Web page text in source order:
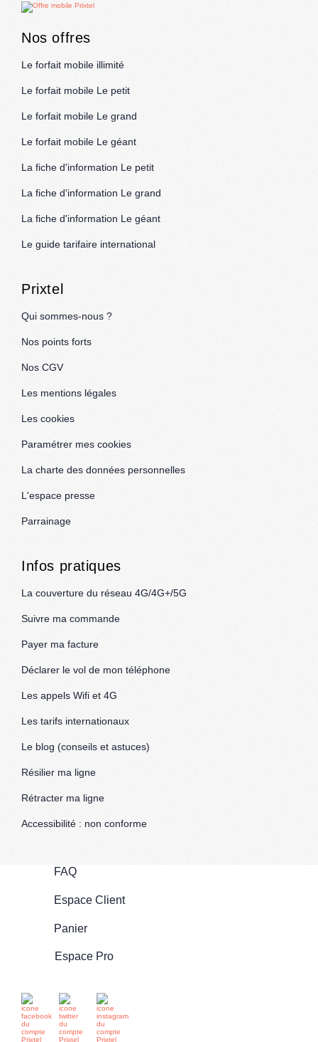
Nos offres
Le forfait mobile illimité
Le forfait mobile Le petit
Le forfait mobile Le grand
Le forfait mobile Le géant
La fiche d'information Le petit
La fiche d'information Le grand
La fiche d'information Le géant
Le guide tarifaire international
Prixtel
Qui sommes-nous ?
Nos points forts
Nos CGV
Les mentions légales
Les cookies
Paramétrer mes cookies
La charte des données personnelles
L'espace presse
Parrainage
Infos pratiques
La couverture du réseau 4G/4G+/5G
Suivre ma commande
Payer ma facture
Déclarer le vol de mon téléphone
Les appels Wifi et 4G
Les tarifs internationaux
Le blog (conseils et astuces)
Résilier ma ligne
Rétracter ma ligne
Accessibilité : non conforme
FAQ
Espace Client
Panier
Espace Pro